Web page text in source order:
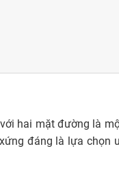
hai mặt đường là
đáng là lựa chọn